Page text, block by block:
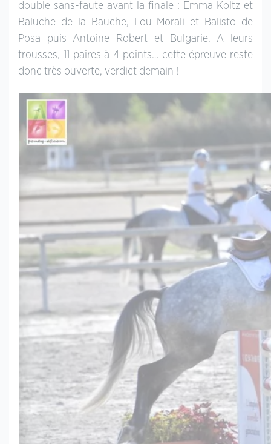
double sans-faute avant la finale : Emma Koltz et
Baluche de la Bauche, Lou Morali et Balisto de
Posa puis Antoine Robert et Bulgarie. A leurs
trousses, 11 paires à 4 points… cette épreuve reste
donc très ouverte, verdict demain !